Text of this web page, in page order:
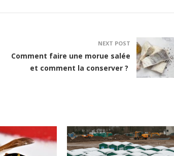
NEXT POST
Comment faire une morue salée
et comment la conserver ?